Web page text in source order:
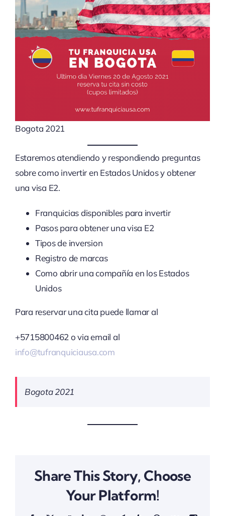
Bogota 2021
Estaremos atendiendo y respondiendo preguntas
sobre como invertir en Estados Unidos y obtener
una visa E2.
Franquicias disponibles para invertir
Pasos para obtener una visa E2
Tipos de inversion
Registro de marcas
Como abrir una compañía en los Estados
Unidos
Para reservar una cita puede llamar al
+5715800462 o via email al
info@tufranquiciausa.com
Bogota 2021
Share This Story, Choose
Your Platform!